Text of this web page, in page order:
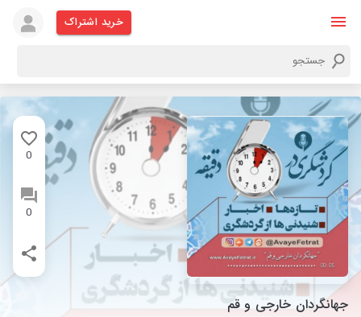
خرید اشتراک
0
0
جهانگردان خارجی و قم